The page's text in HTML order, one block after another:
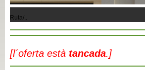
Ruta/..
[l´oferta està tancada.]